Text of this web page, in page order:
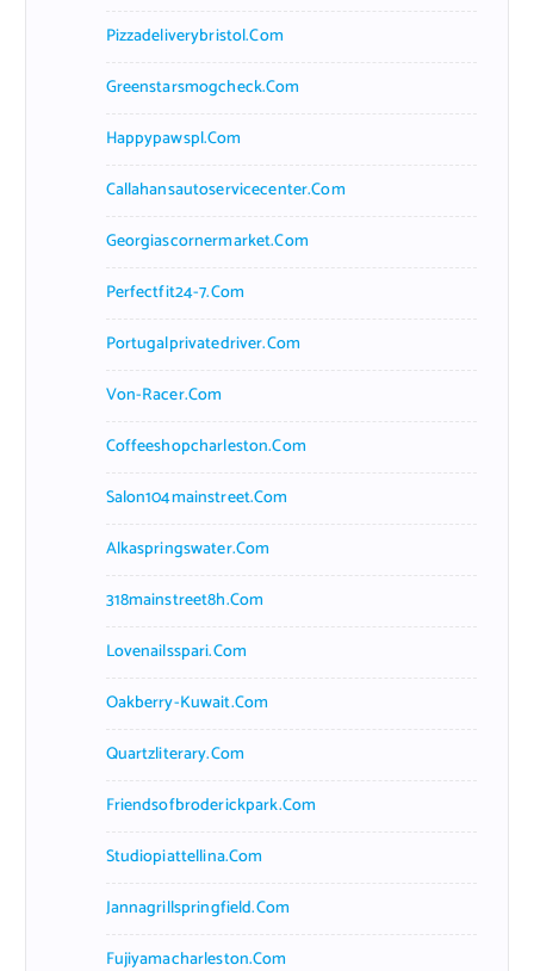
Pizzadeliverybristol.com
Greenstarsmogcheck.com
Happypawspl.com
Callahansautoservicecenter.com
Georgiascornermarket.com
Perfectfit24-7.com
Portugalprivatedriver.com
Von-Racer.com
Coffeeshopcharleston.com
Salon104mainstreet.com
Alkaspringswater.com
318mainstreet8h.com
Lovenailsspari.com
Oakberry-Kuwait.com
Quartzliterary.com
Friendsofbroderickpark.com
Studiopiattellina.com
Jannagrillspringfield.com
Fujiyamacharleston.com